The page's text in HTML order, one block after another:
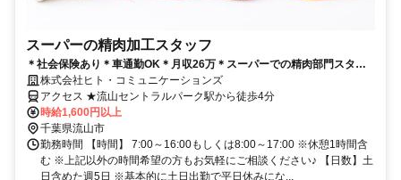
スーパーの精肉加工スタッフ
＊社会保険あり＊車通勤OK＊月収26万＊スーパーでの精肉部門スタッ
フ＠流山セントラルパーク
株式会社ヒト・コミュニケーションズ
アクセス ★流山セントラルパーク駅から徒歩4分
時給1,600円以上
千葉県流山市
勤務時間 【時間】 7:00～16:00もしくは8:00～17:00 ※休憩1時間含
む ※上記以外の時間希望の方もお気軽にご相談ください♪ 【日数】土
日含めた週5日 ※基本的に土日出勤で平日休みにな...